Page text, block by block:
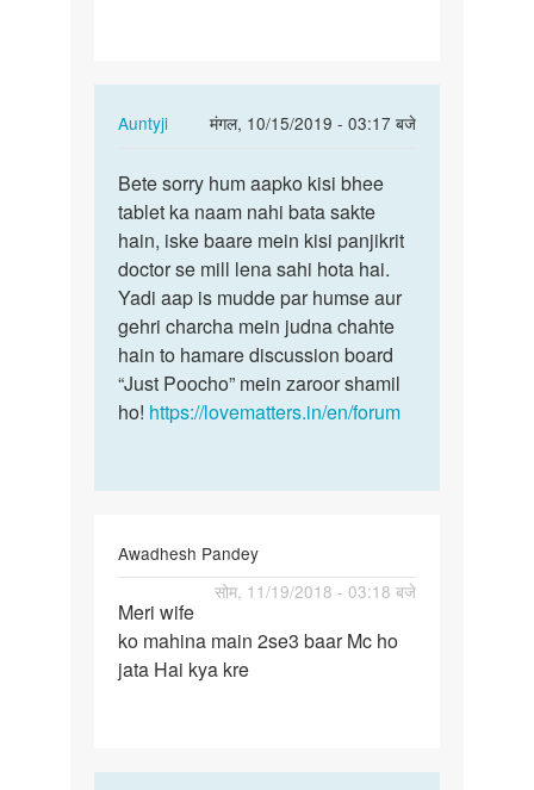
Auntyji
मंगल, 10/15/2019 - 03:17 बजे
In
to
Pregnancy
rokne
k
liye
konsi…
by
अज्ञात
Bete
sorry
hum
aapko
kisi…
Bete sorry hum aapko kisi bhee
tablet ka naam nahi bata sakte
hain, iske baare mein kisi panjikrit
doctor se mill lena sahi hota hai.
Yadi aap is mudde par humse aur
gehri charcha mein judna chahte
hain to hamare discussion board
“Just Poocho” mein zaroor shamil
ho! https://lovematters.in/en/forum
Awadhesh Pandey
सोम, 11/19/2018 - 03:18 बजे
Meri
wife
ko
Meri wife
ko mahina main 2se3 baar Mc ho
jata Hai kya kre